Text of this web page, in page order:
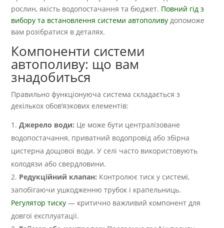
рослин, якість водопостачання та бюджет. Повний гід з
вибору та встановлення системи автополиву допоможе
вам розібратися в деталях.
Компоненти системи
автополиву: що вам
знадобиться
Правильно функціонуюча система складається з
декількох обов’язкових елементів:
Джерело води: Це може бути централізоване
водопостачання, приватний водопровід або збірна
цистерна дощової води. У селі часто використовують
колодязи або свердловини.
Редукційний клапан: Контролює тиск у системі,
запобігаючи ушкодженню трубок і крапельниць.
Регулятор тиску — критично важливий компонент для
довгої експлуатації.